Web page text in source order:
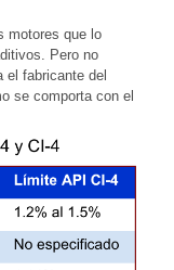
motores que lo
Pero no
el fabricante del
se comporta con el